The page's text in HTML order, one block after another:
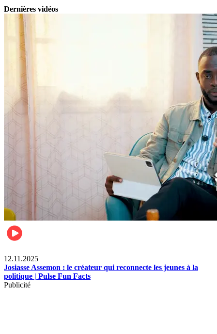
Dernières vidéos
12.11.2025
Josiasse Assemon : le créateur qui reconnecte les jeunes à la
politique | Pulse Fun Facts
Publicité